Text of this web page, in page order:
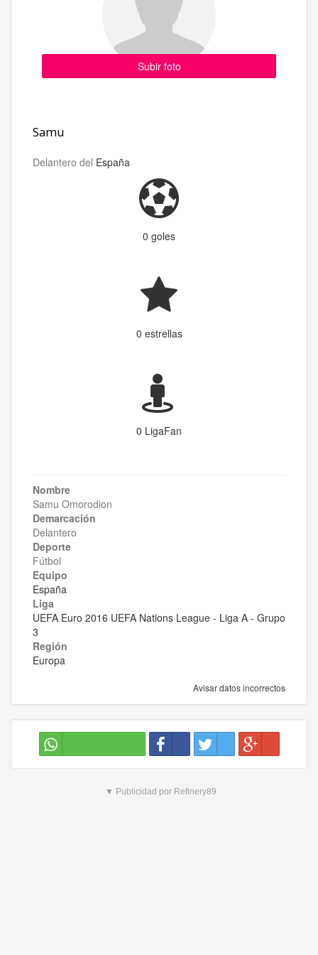
Subir foto
Samu
Delantero del España
0 goles
0 estrellas
0 LigaFan
Nombre
Samu Omorodion
Demarcación
Delantero
Deporte
Fútbol
Equipo
España
Liga
UEFA Euro 2016 UEFA Nations League - Liga A - Grupo
3
Región
Europa
Avisar datos incorrectos
▼ Publicidad por Refinery89